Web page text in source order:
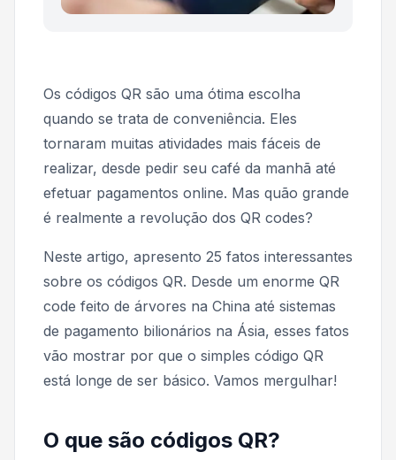
Os códigos QR são uma ótima escolha
quando se trata de conveniência. Eles
tornaram muitas atividades mais fáceis de
realizar, desde pedir seu café da manhã até
efetuar pagamentos online. Mas quão grande
é realmente a revolução dos QR codes?
Neste artigo, apresento 25 fatos interessantes
sobre os códigos QR. Desde um enorme QR
code feito de árvores na China até sistemas
de pagamento bilionários na Ásia, esses fatos
vão mostrar por que o simples código QR
está longe de ser básico. Vamos mergulhar!
O que são códigos QR?